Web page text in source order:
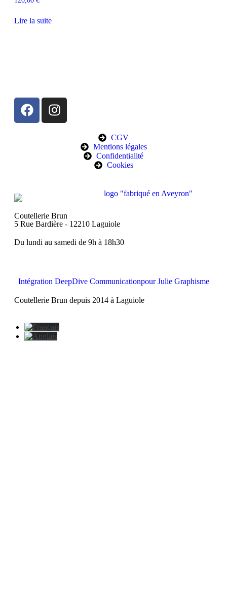
Lire la suite
CGV
Mentions légales
Confidentialité
Cookies
Coutellerie Brun
5 Rue Bardière - 12210 Laguiole
Du lundi au samedi de 9h à 18h30
Intégration DeepDive Communicationpour Julie Graphisme
Coutellerie Brun depuis 2014 à Laguiole